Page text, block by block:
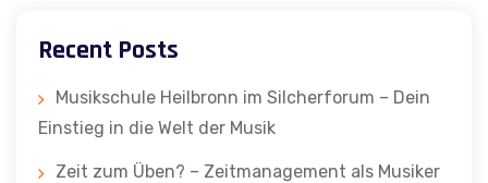
Recent Posts
Musikschule Heilbronn im Silcherforum – Dein
Einstieg in die Welt der Musik
Zeit zum Üben? – Zeitmanagement als Musiker